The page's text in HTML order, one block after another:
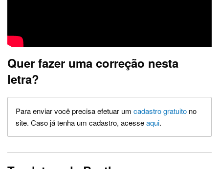
Quer fazer uma correção nesta
letra?
Para enviar você precisa efetuar um cadastro gratuito no
site. Caso já tenha um cadastro, acesseaqui.